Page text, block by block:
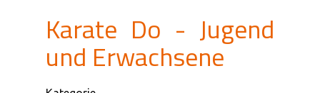
Karate Do - Jugend
und Erwachsene